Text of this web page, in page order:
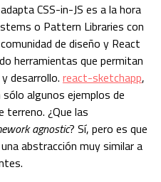
CSS-in-JS es a la hora
o Pattern Libraries con
de diseño y React
herramientas que permitan
desarrollo. react-sketchapp,
algunos ejemplos de
terreno. ¿Que las
agnostic? Sí, pero es que
abstracción muy similar a